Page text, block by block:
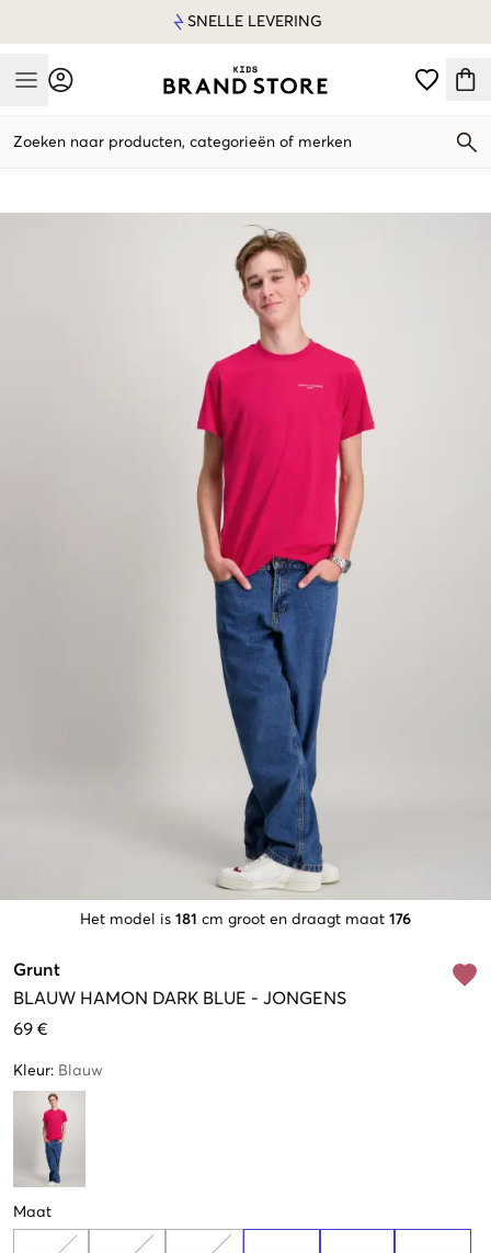
SNELLE LEVERING
Mobile Menu
Zoeken naar producten, categorieën of merken
Het model is 181 cm groot en draagt maat 176
Grunt
BLAUW HAMON DARK BLUE - JONGENS
69 €
Kleur: Blauw
Maat